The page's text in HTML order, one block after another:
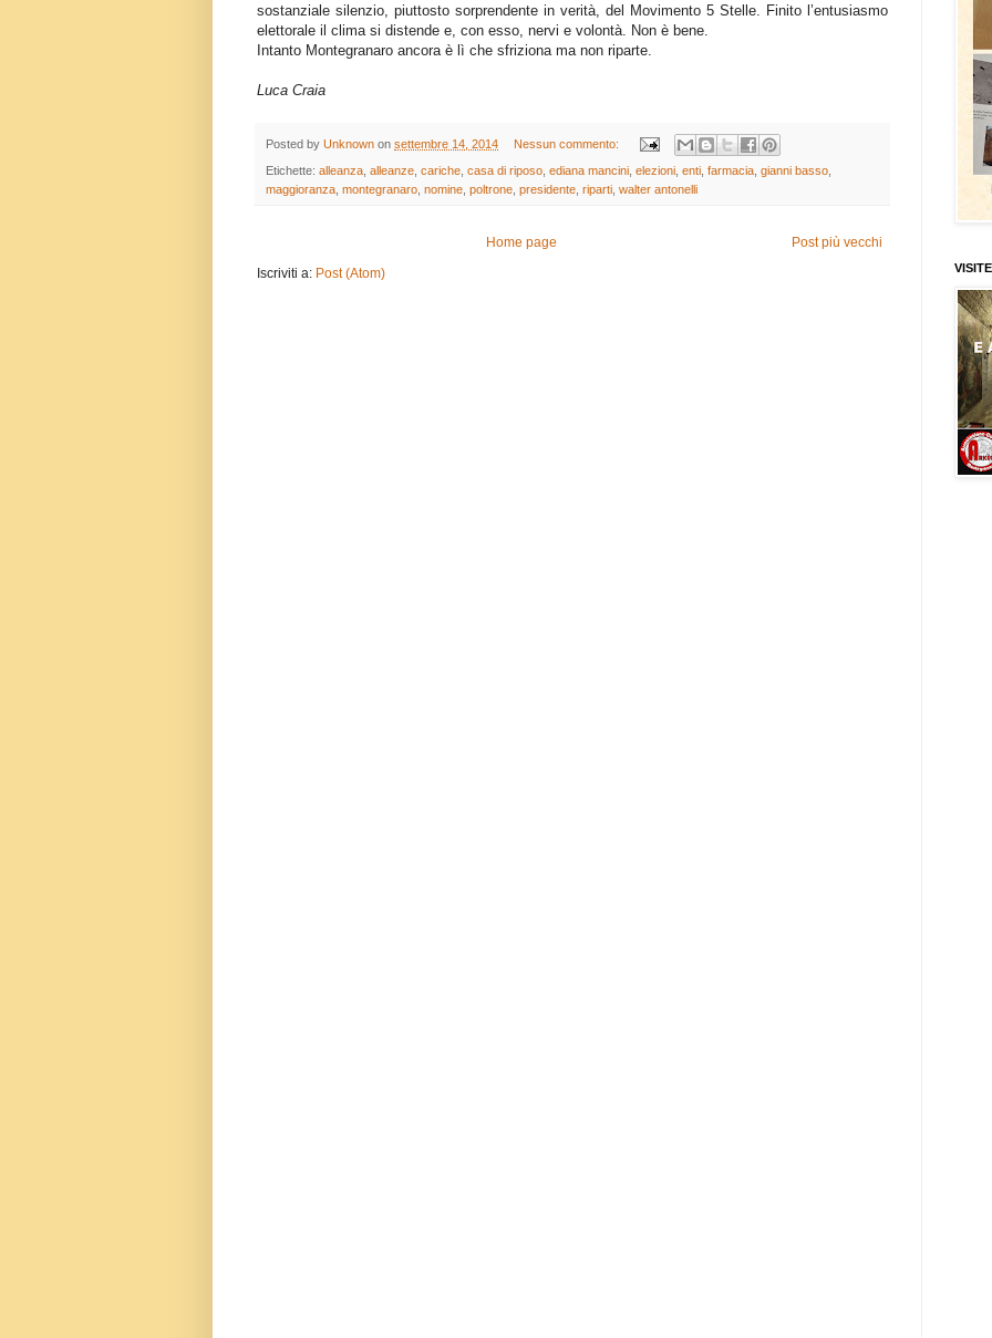
sostanziale silenzio, piuttosto sorprendente in verità, del Movimento 5 Stelle. Finito l’entusiasmo
elettorale il clima si distende e, con esso, nervi e volontà. Non è bene.
Intanto Montegranaro ancora è lì che sfriziona ma non riparte.
Luca Craia
Posted by Unknown on settembre 14, 2014 Nessun commento:
Etichette: alleanza alleanze cariche casa di riposo ediana mancini elezioni enti farmacia gianni basso
maggioranza montegranaro nomine poltrone presidente riparti walter antonelli
Post più vecchi
Home page
Iscriviti a: Post (Atom) VISITE